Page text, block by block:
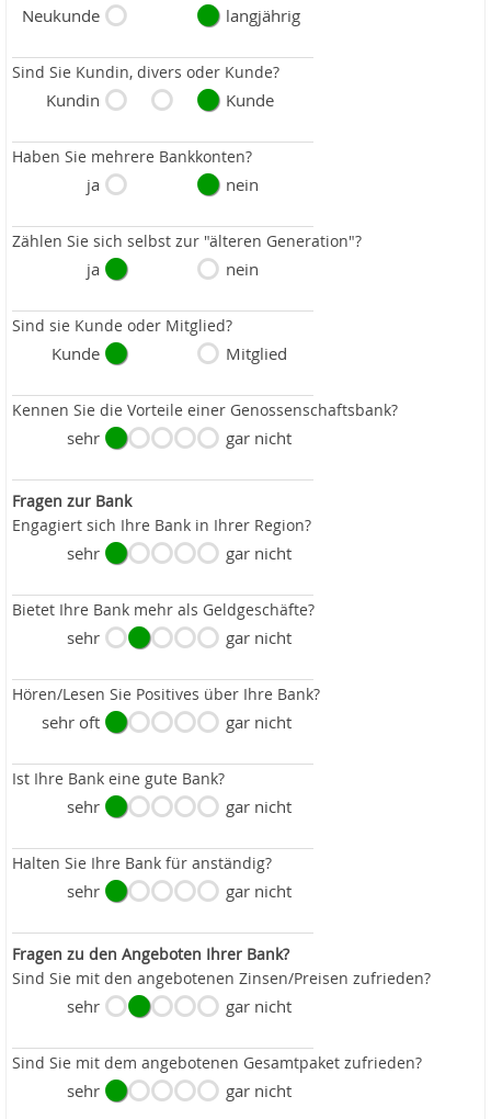
Neukunde langjährig
Sind Sie Kundin, divers oder Kunde?
Kundin Kunde
Haben Sie mehrere Bankkonten?
ja nein
Zählen Sie sich selbst zur "älteren Generation"?
ja nein
Sind sie Kunde oder Mitglied?
Kunde Mitglied
Kennen Sie die Vorteile einer Genossenschaftsbank?
sehr gar nicht
Fragen zur Bank
Engagiert sich Ihre Bank in Ihrer Region?
sehr gar nicht
Bietet Ihre Bank mehr als Geldgeschäfte?
sehr gar nicht
Hören/Lesen Sie Positives über Ihre Bank?
sehr oft gar nicht
Ist Ihre Bank eine gute Bank?
sehr gar nicht
Halten Sie Ihre Bank für anständig?
sehr gar nicht
Fragen zu den Angeboten Ihrer Bank?
Sind Sie mit den angebotenen Zinsen/Preisen zufrieden?
sehr gar nicht
Sind Sie mit dem angebotenen Gesamtpaket zufrieden?
sehr gar nicht